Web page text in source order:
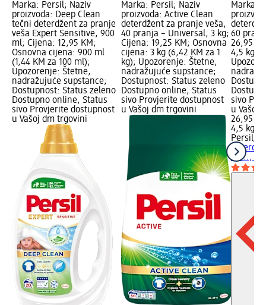
Marka: Persil; Naziv
proizvoda: Deep Clean
tečni deterdžent za pranje
veša Expert Sensitive, 900
ml; Cijena: 12,95 KM;
Osnovna cijena: 900 ml
(1,44 KM za 100 ml);
Upozorenje: Štetne,
nadražujuće supstance;
Dostupnost: Status zeleno
Dostupno online, Status
sivo Provjerite dostupnost
u Vašoj dm trgovini
Marka: Persil; Naziv
proizvoda: Active Clean
deterdžent za pranje veša,
40 pranja – Universal, 3 kg;
Cijena: 19,25 KM; Osnovna
cijena: 3 kg (6,42 KM za 1
kg); Upozorenje: Štetne,
nadražujuće supstance;
Dostupnost: Status zeleno
Dostupno online, Status
sivo Provjerite dostupnost
u Vašoj dm trgovini
Marka:
60
26,95
4,5 kg
sivo
u Vašoj
26,95
4,5 kg
Persil
60...,